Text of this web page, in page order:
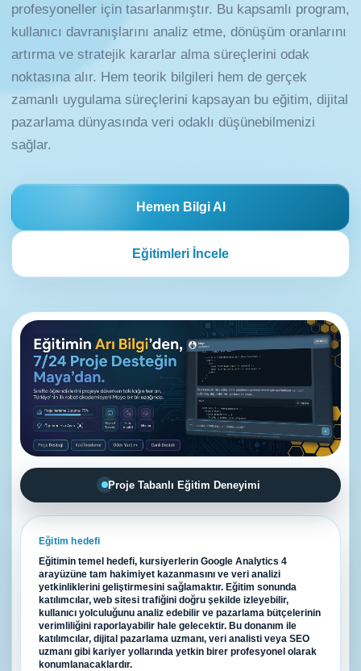
profesyoneller için tasarlanmıştır. Bu kapsamlı program,
kullanıcı davranışlarını analiz etme, dönüşüm oranlarını
artırma ve stratejik kararlar alma süreçlerini odak
noktasına alır. Hem teorik bilgileri hem de gerçek
zamanlı uygulama süreçlerini kapsayan bu eğitim, dijital
pazarlama dünyasında veri odaklı düşünebilmenizi
sağlar.
Hemen Bilgi Al
Eğitimleri İncele
Proje Tabanlı Eğitim Deneyimi
Eğitim hedefi
Eğitimin temel hedefi, kursiyerlerin Google Analytics 4
arayüzüne tam hakimiyet kazanmasını ve veri analizi
yetkinliklerini geliştirmesini sağlamaktır. Eğitim sonunda
katılımcılar, web sitesi trafiğini doğru şekilde izleyebilir,
kullanıcı yolculuğunu analiz edebilir ve pazarlama bütçelerinin
verimliliğini raporlayabilir hale gelecektir. Bu donanım ile
katılımcılar, dijital pazarlama uzmanı, veri analisti veya SEO
uzmanı gibi kariyer yollarında yetkin birer profesyonel olarak
konumlanacaklardır.